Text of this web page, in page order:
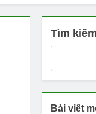
Tìm kiếm
Bài viết